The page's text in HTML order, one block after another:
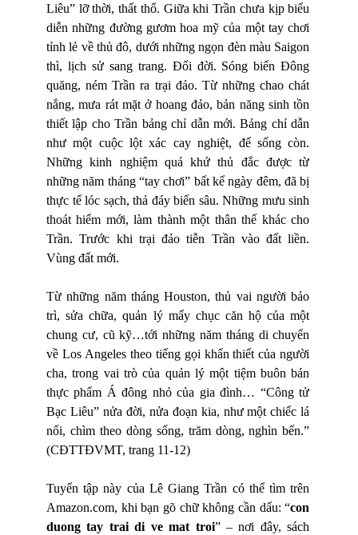
Liêu” lỡ thời, thất thổ. Giữa khi Trần chưa kịp biểu
diễn những đường gươm hoa mỹ của một tay chơi
tỉnh lẻ về thủ đô, dưới những ngọn đèn màu Saigon
thì, lịch sử sang trang. Đổi đời. Sóng biển Đông
quăng, ném Trần ra trại đảo. Từ những chao chát
nắng, mưa rát mặt ở hoang đảo, bản năng sinh tồn
thiết lập cho Trần bảng chỉ dẫn mới. Bảng chỉ dẫn
như một cuộc lột xác cay nghiệt, để sống còn.
Những kinh nghiệm quá khứ thủ đắc được từ
những năm tháng “tay chơi” bất kể ngày đêm, đã bị
thực tế lóc sạch, thả đáy biển sâu. Những mưu sinh
thoát hiểm mới, làm thành một thân thế khác cho
Trần. Trước khi trại đảo tiễn Trần vào đất liền.
Vùng đất mới.
Từ những năm tháng Houston, thủ vai người bảo
trì, sửa chữa, quản lý mấy chục căn hộ của một
chung cư, cũ kỹ…tới những năm tháng di chuyển
về Los Angeles theo tiếng gọi khẩn thiết của người
cha, trong vai trò của quản lý một tiệm buôn bán
thực phẩm Á đông nhỏ của gia đình… “Công tử
Bạc Liêu” nửa đời, nửa đoạn kia, như một chiếc lá
nổi, chìm theo dòng sống, trăm dòng, nghìn bến.”
(CĐTTĐVMT, trang 11-12)
Tuyển tập này của Lê Giang Trần có thể tìm trên
Amazon.com, khi bạn gõ chữ không cần dấu: “con
duong tay trai di ve mat troi” – nơi đây, sách